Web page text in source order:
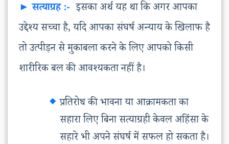
► सत्याग्रह :- इसका अर्थ यह था कि अगर आपका
उद्देश्य सच्चा है, यदि आपका संघर्ष अन्याय के खिलाफ है
तो उत्पीड़न से मुकाबला करने के लिए आपको किसी
शारीरिक बल की आवश्यकता नहीं है।
प्रतिरोध की भावना या आक्रामकता का
सहारा लिए बिना सत्याग्रही केवल अहिंसा के
सहारे भी अपने संघर्ष में सफल हो सकता है।